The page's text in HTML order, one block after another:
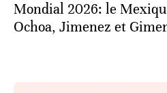
Mondial 2026: le
Ochoa, Jimenez et